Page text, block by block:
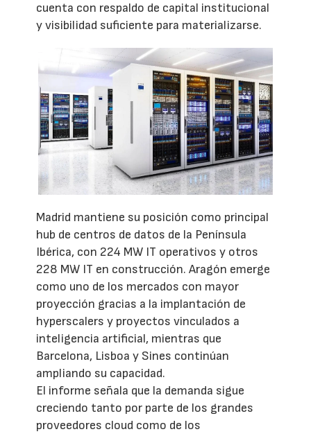
cuenta con respaldo de capital institucional
y visibilidad suficiente para materializarse.
Madrid mantiene su posición como principal
hub de centros de datos de la Península
Ibérica, con 224 MW IT operativos y otros
228 MW IT en construcción. Aragón emerge
como uno de los mercados con mayor
proyección gracias a la implantación de
hyperscalers y proyectos vinculados a
inteligencia artificial, mientras que
Barcelona, Lisboa y Sines continúan
ampliando su capacidad.
El informe señala que la demanda sigue
creciendo tanto por parte de los grandes
proveedores cloud como de los